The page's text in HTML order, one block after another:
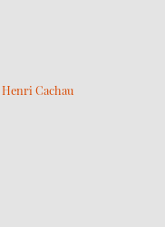
Henri Cachau